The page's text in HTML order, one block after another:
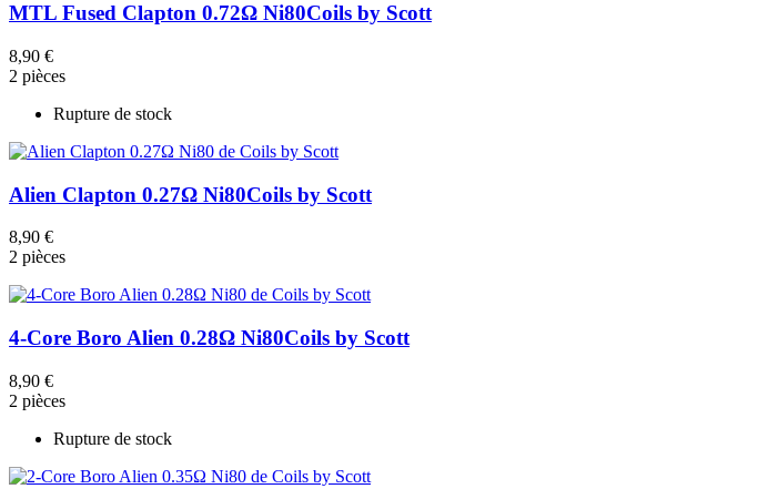
MTL Fused Clapton 0.72Ω Ni80Coils by Scott
8,90 €
2 pièces
Rupture de stock
Alien Clapton 0.27Ω Ni80Coils by Scott
8,90 €
2 pièces
4-Core Boro Alien 0.28Ω Ni80Coils by Scott
8,90 €
2 pièces
Rupture de stock